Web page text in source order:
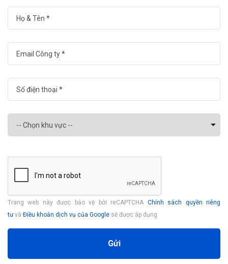
Trang web này được bảo vệ bởi reCAPTCHA Chính sách quyền riêng
tưvà Điều khoản dịch vụ của Google sẽ được áp dụng
Gửi